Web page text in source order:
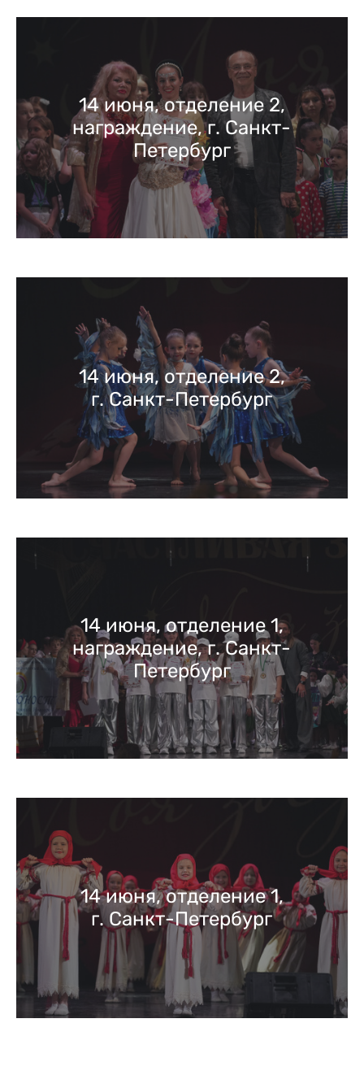
14 июня, отделение 2,
награждение, г. Санкт-
Петербург
14 июня, отделение 2,
г. Санкт-Петербург
14 июня, отделение 1,
награждение, г. Санкт-
Петербург
14 июня, отделение 1,
г. Санкт-Петербург